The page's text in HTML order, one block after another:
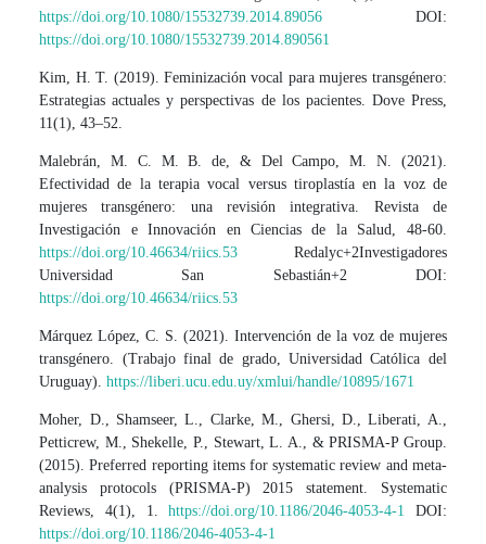
https://doi.org/10.1080/15532739.2014.89056 DOI:
https://doi.org/10.1080/15532739.2014.890561
Kim, H. T. (2019). Feminización vocal para mujeres transgénero:
Estrategias actuales y perspectivas de los pacientes. Dove Press,
11(1), 43–52.
Malebrán, M. C. M. B. de, & Del Campo, M. N. (2021).
Efectividad de la terapia vocal versus tiroplastía en la voz de
mujeres transgénero: una revisión integrativa. Revista de
Investigación e Innovación en Ciencias de la Salud, 48-60.
https://doi.org/10.46634/riics.53 Redalyc+2Investigadores
Universidad San Sebastián+2 DOI:
https://doi.org/10.46634/riics.53
Márquez López, C. S. (2021). Intervención de la voz de mujeres
transgénero. (Trabajo final de grado, Universidad Católica del
Uruguay).https://liberi.ucu.edu.uy/xmlui/handle/10895/1671
Moher, D., Shamseer, L., Clarke, M., Ghersi, D., Liberati, A.,
Petticrew, M., Shekelle, P., Stewart, L. A., & PRISMA-P Group.
(2015). Preferred reporting items for systematic review and meta-
analysis protocols (PRISMA-P) 2015 statement. Systematic
Reviews, 4(1), 1.https://doi.org/10.1186/2046-4053-4-1 DOI:
https://doi.org/10.1186/2046-4053-4-1